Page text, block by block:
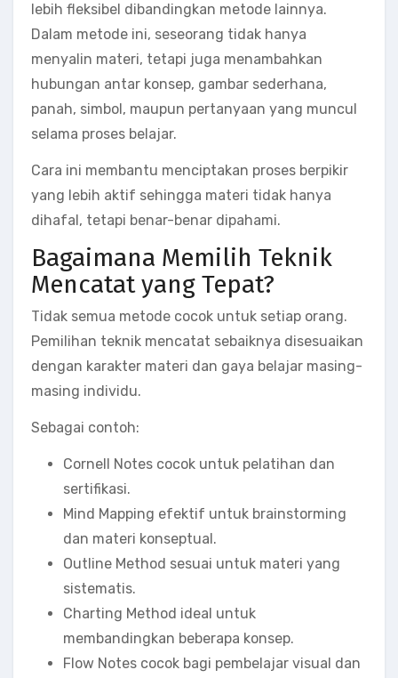
lebih fleksibel dibandingkan metode lainnya.
Dalam metode ini, seseorang tidak hanya
menyalin materi, tetapi juga menambahkan
hubungan antar konsep, gambar sederhana,
panah, simbol, maupun pertanyaan yang muncul
selama proses belajar.
Cara ini membantu menciptakan proses berpikir
yang lebih aktif sehingga materi tidak hanya
dihafal, tetapi benar-benar dipahami.
Bagaimana Memilih Teknik
Mencatat yang Tepat?
Tidak semua metode cocok untuk setiap orang.
Pemilihan teknik mencatat sebaiknya disesuaikan
dengan karakter materi dan gaya belajar masing-
masing individu.
Sebagai contoh:
Cornell Notes cocok untuk pelatihan dan
sertifikasi.
Mind Mapping efektif untuk brainstorming
dan materi konseptual.
Outline Method sesuai untuk materi yang
sistematis.
Charting Method ideal untuk
membandingkan beberapa konsep.
Flow Notes cocok bagi pembelajar visual dan